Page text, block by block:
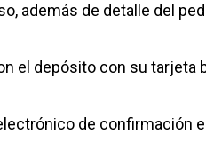
además de detalle del
el depósito con su tarjeta
de confirmación